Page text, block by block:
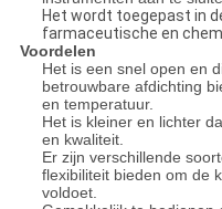
Het wordt toegepast in
farmaceutische en
Voordelen
Het is een snel open en
betrouwbare afdichting
en temperatuur.
Het is kleiner en lichter
en kwaliteit.
Er zijn verschillende
flexibiliteit bieden om de
voldoet.